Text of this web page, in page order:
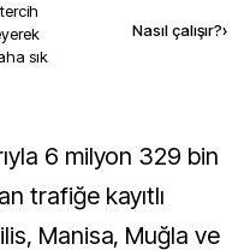
sık
Nasıl çalışır?›
trafiğe kayıtlı
Manisa, Muğla ve